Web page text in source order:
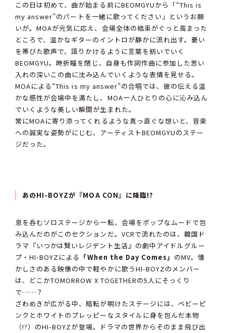
この日は初めて、曲が始まる前にBEOMGYUから「“This is
my answer”のパートを一緒に歌ってください」というお願
いが。MOAが元気に応え、会場全体の結束がぐっと高まった
ところで、温かなギターのイントロが静かに流れ出す。憂い
を帯びた歌声で、語りかけるように言葉を紡いでいく
BEOMGYU。時折瞳を閉じ、自身も作詞作曲に参加した思い
入れの深いこの曲に沈み込んでいくような表情を見せる。
MOAによる“This is my answer”の合唱では、彼の伝える温
かな感性が会場中を満たし、MOA一人ひとりの心に沁み込ん
でいくような美しい瞬間が生まれた。
常にMOAに寄り添ってくれるような真っ直ぐな想いと、音楽
への誠実な姿勢がにじむ、アーティストBEOMGYUのステー
ジだった。
あのHI-BOYZが『MOA CON』に降臨!?
息を呑むソロステージから一転、会場をポップなムードで包
み込んだのがこのセクションだ。VCRで流れたのは、韓国ド
ラマ『いつかは賢いレジデント生活』の劇中アイドルグルー
プ・HI-BOYZによる 「When the Day Comes」 のMV。懐
かしさのある映像の中で軽やかに歌うHI-BOYZのメンバー
は、どこかTOMORROW X TOGETHERの5人にそっくり
で……？
ざわめきが広がる中、暗転が明けたステージには、ベビーピ
ンクとホワイトのプレッピーなスタイルに身を包んだ本物
（!?）のHI-BOYZが登場。ドラマの世界からそのまま飛び出